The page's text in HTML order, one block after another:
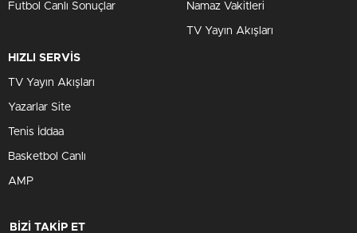
Futbol Canlı Sonuçlar Namaz Vakitleri
TV Yayın Akışları
HIZLI SERVİS
TV Yayın Akışları
Yazarlar Site
Tenis İddaa
Basketbol Canlı
AMP
BİZİ TAKİP ET